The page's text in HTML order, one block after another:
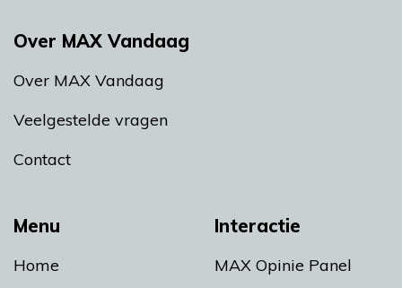
Menu
Home
Interactie
MAX Opinie Panel
Over MAX Vandaag
Over MAX Vandaag
Veelgestelde vragen
Contact